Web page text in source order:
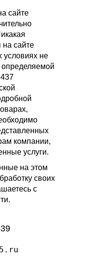
сайте
сайте
условиях не
определяемой
компании,
услуги.
на этом
своих
с